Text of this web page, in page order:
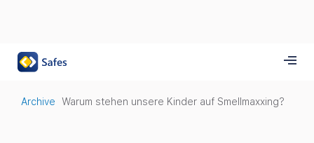
Archive Warum stehen unsere Kinder auf Smellmaxxing?